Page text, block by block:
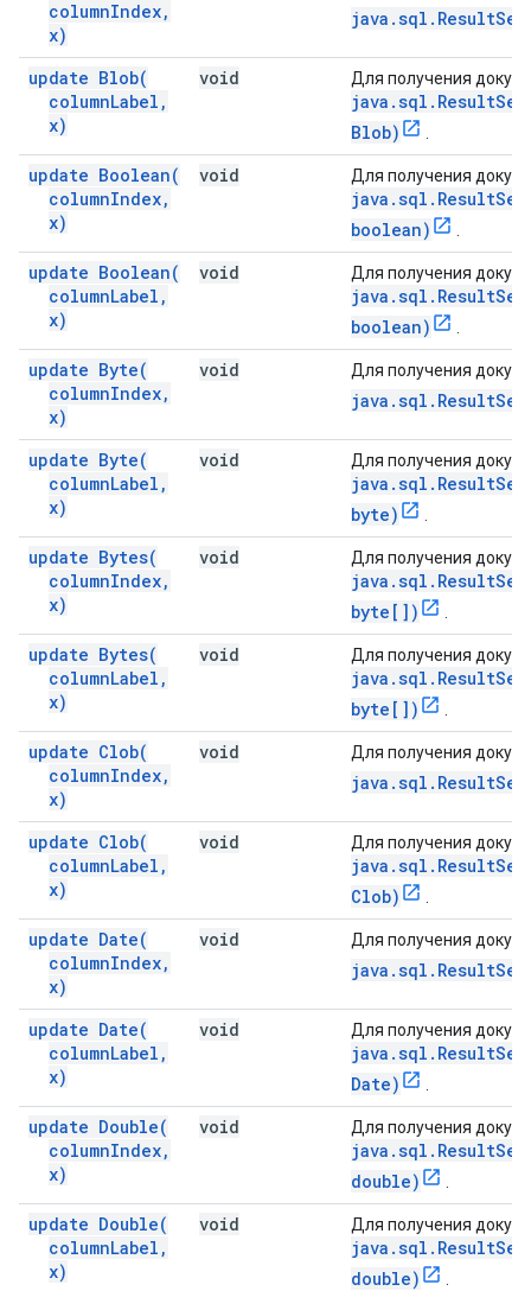
columnIndex,
x)
update Blob(
columnLabel ,
x)
void Для получения
Blob)
update Boolean(
columnIndex,
x)
void Для получения
boolean)
update Boolean(
columnLabel ,
x)
void Для получения
boolean)
update Byte(
columnIndex,
x)
void Для получения
update Byte(
columnLabel ,
x)
void Для получения
byte)
update Bytes(
columnIndex,
x)
void Для получения
byte[])
update Bytes(
columnLabel ,
x)
void Для получения
byte[])
update Clob(
columnIndex,
x)
void Для получения
update Clob(
columnLabel ,
x)
void Для получения
Clob)
update Date(
columnIndex,
x)
void Для получения
update Date(
columnLabel ,
x)
void Для получения
Date)
update Double(
columnIndex,
x)
void Для получения
double)
update Double(
columnLabel ,
x)
void Для получения
double)